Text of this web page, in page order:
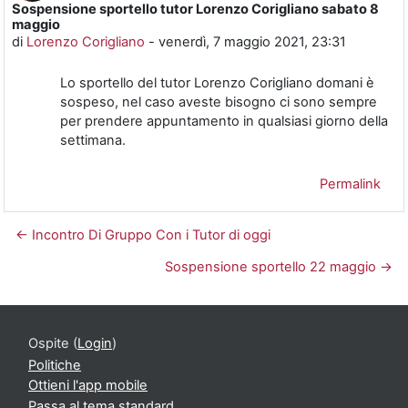
Sospensione sportello tutor Lorenzo Corigliano sabato 8
maggio
di Lorenzo Corigliano - venerdì, 7 maggio 2021, 23:31
Numero di risposte: 0
Lo sportello del tutor Lorenzo Corigliano domani è
sospeso, nel caso aveste bisogno ci sono sempre
per prendere appuntamento in qualsiasi giorno della
settimana.
Permalink
← Incontro Di Gruppo Con i Tutor di oggi
Sospensione sportello 22 maggio →
Ospite (Login)
Politiche
Ottieni l'app mobile